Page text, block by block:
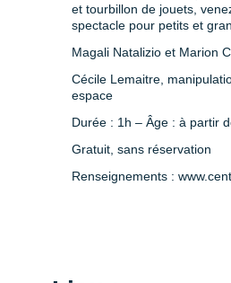
et tourbillon de jouets,
spectacle pour petits et
Magali Natalizio et Marion
Cécile Lemaitre,
espace
Durée : 1h – Âge : à partir
Gratuit, sans réservation
Renseignements :